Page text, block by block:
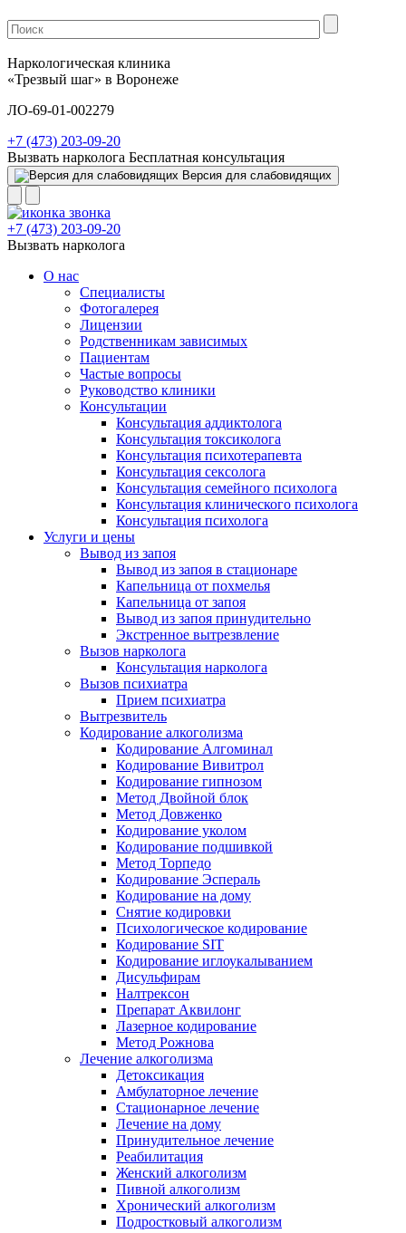
Наркологическая клиника
«Трезвый шаг» в Воронеже
ЛО-69-01-002279
+7 (473) 203-09-20
Вызвать нарколога Бесплатная консультация
Версия для слабовидящих
+7 (473) 203-09-20
Вызвать нарколога
О нас
Специалисты
Фотогалерея
Лицензии
Родственникам зависимых
Пациентам
Частые вопросы
Руководство клиники
Консультации
Консультация аддиктолога
Консультация токсиколога
Консультация психотерапевта
Консультация сексолога
Консультация семейного психолога
Консультация клинического психолога
Консультация психолога
Услуги и цены
Вывод из запоя
Вывод из запоя в стационаре
Капельница от похмелья
Капельница от запоя
Вывод из запоя принудительно
Экстренное вытрезвление
Вызов нарколога
Консультация нарколога
Вызов психиатра
Прием психиатра
Вытрезвитель
Кодирование алкоголизма
Кодирование Алгоминал
Кодирование Вивитрол
Кодирование гипнозом
Метод Двойной блок
Метод Довженко
Кодирование уколом
Кодирование подшивкой
Метод Торпедо
Кодирование Эспераль
Кодирование на дому
Снятие кодировки
Психологическое кодирование
Кодирование SIT
Кодирование иглоукалыванием
Дисульфирам
Налтрексон
Препарат Аквилонг
Лазерное кодирование
Метод Рожнова
Лечение алкоголизма
Детоксикация
Амбулаторное лечение
Стационарное лечение
Лечение на дому
Принудительное лечение
Реабилитация
Женский алкоголизм
Пивной алкоголизм
Хронический алкоголизм
Подростковый алкоголизм